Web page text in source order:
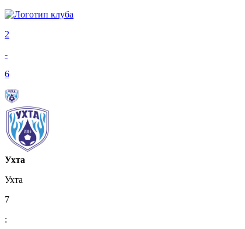
2
-
6
Ухта
Ухта
7
: